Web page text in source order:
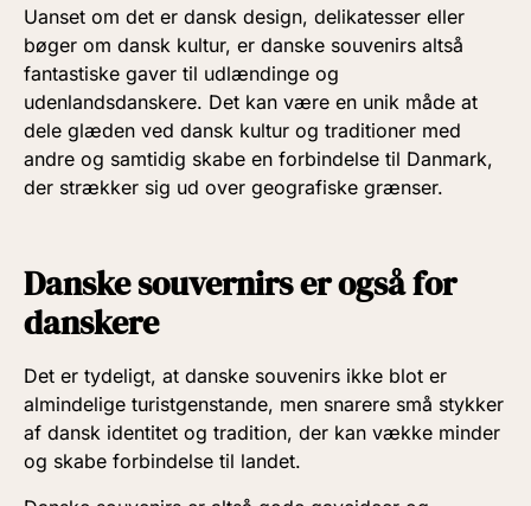
Uanset om det er dansk design, delikatesser eller
bøger om dansk kultur, er danske souvenirs altså
fantastiske gaver til udlændinge og
udenlandsdanskere. Det kan være en unik måde at
dele glæden ved dansk kultur og traditioner med
andre og samtidig skabe en forbindelse til Danmark,
der strækker sig ud over geografiske grænser.
Danske souvernirs er også for
danskere
Det er tydeligt, at danske souvenirs ikke blot er
almindelige turistgenstande, men snarere små stykker
af dansk identitet og tradition, der kan vække minder
og skabe forbindelse til landet.